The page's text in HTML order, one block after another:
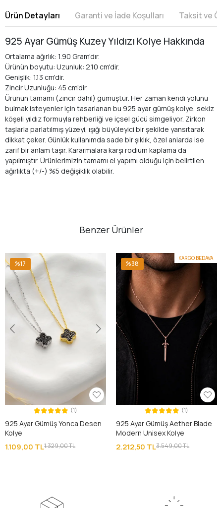
Ürün Detayları Garanti ve İade Koşulları Taksit ve
925 Ayar Gümüş Kuzey Yıldızı Kolye Hakkında
Ortalama ağırlık: 1.90 Gram'dır.
Ürünün boyutu: Uzunluk: 2.10 cm'dir.
Genişlik: 1.13 cm'dir.
Zincir Uzunluğu: 45 cm’dir.
Ürünün tamamı (zincir dahil) gümüştür. Her zaman kendi yolunu
bulmak isteyenler için tasarlanan bu 925 ayar gümüş kolye, sekiz
köşeli yıldız formuyla rehberliği ve içsel gücü simgeliyor. Zirkon
taşlarla parlatılmış yüzeyi, ışığı büyüleyici bir şekilde yansıtarak
dikkat çeker. Günlük kullanımda sade bir şıklık, özel anlarda ise
zarif bir anlam taşır. Kararmalara karşı rodium kaplama da
yapılmıştır. Ürünlerimizin tamamı el yapımı olduğu için belirtilen
ağırlıkta (+/-) %5 değişiklik olabilir.
Benzer Ürünler
%17
(1)
925 Ayar Gümüş Yonca Desen
Kolye
1.109,00 TL1.329,00 TL
KARGO BEDAVA
%38
(1)
925 Ayar Gümüş Aether Blade
Modern Unisex Kolye
2.212,50 TL3.549,00 TL